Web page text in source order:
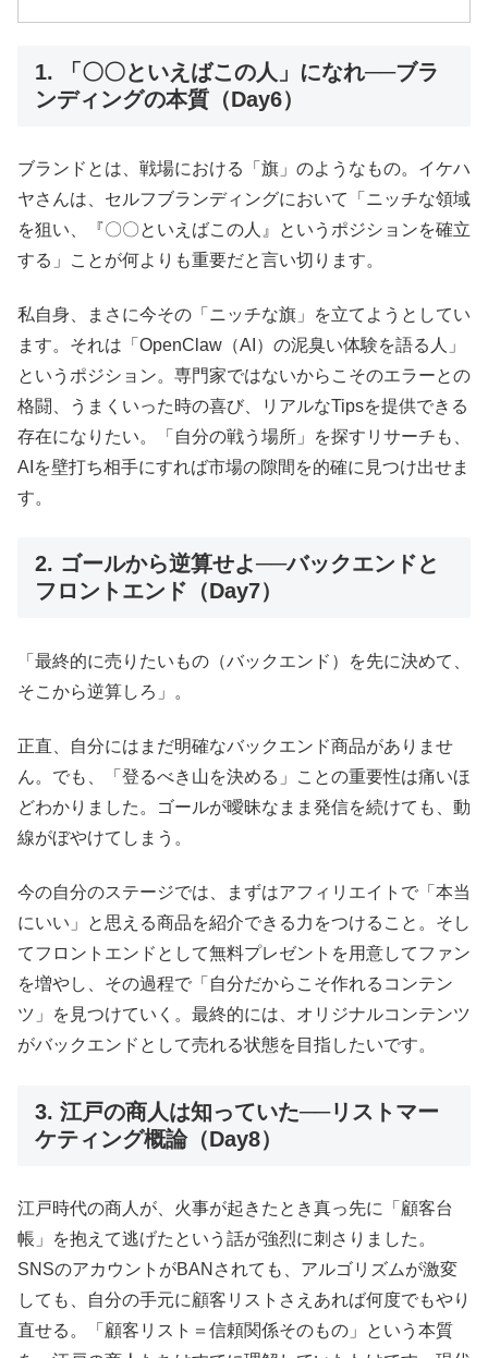
1. 「〇〇といえばこの人」になれ──ブラ
ンディングの本質（Day6）
ブランドとは、戦場における「旗」のようなもの。イケハ
ヤさんは、セルフブランディングにおいて「ニッチな領域
を狙い、『〇〇といえばこの人』というポジションを確立
する」ことが何よりも重要だと言い切ります。
私自身、まさに今その「ニッチな旗」を立てようとしてい
ます。それは「OpenClaw（AI）の泥臭い体験を語る人」
というポジション。専門家ではないからこそのエラーとの
格闘、うまくいった時の喜び、リアルなTipsを提供できる
存在になりたい。「自分の戦う場所」を探すリサーチも、
AIを壁打ち相手にすれば市場の隙間を的確に見つけ出せま
す。
2. ゴールから逆算せよ──バックエンドと
フロントエンド（Day7）
「最終的に売りたいもの（バックエンド）を先に決めて、
そこから逆算しろ」。
正直、自分にはまだ明確なバックエンド商品がありませ
ん。でも、「登るべき山を決める」ことの重要性は痛いほ
どわかりました。ゴールが曖昧なまま発信を続けても、動
線がぼやけてしまう。
今の自分のステージでは、まずはアフィリエイトで「本当
にいい」と思える商品を紹介できる力をつけること。そし
てフロントエンドとして無料プレゼントを用意してファン
を増やし、その過程で「自分だからこそ作れるコンテン
ツ」を見つけていく。最終的には、オリジナルコンテンツ
がバックエンドとして売れる状態を目指したいです。
3. 江戸の商人は知っていた──リストマー
ケティング概論（Day8）
江戸時代の商人が、火事が起きたとき真っ先に「顧客台
帳」を抱えて逃げたという話が強烈に刺さりました。
SNSのアカウントがBANされても、アルゴリズムが激変
しても、自分の手元に顧客リストさえあれば何度でもやり
直せる。「顧客リスト＝信頼関係そのもの」という本質